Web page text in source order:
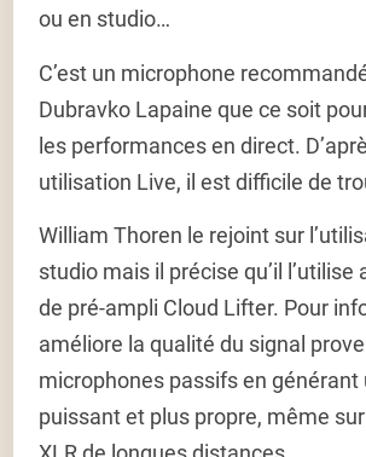
ou en studio…
C’est un microphone
Dubravko Lapaine que ce soit
les performances en direct.
utilisation Live, il est difficile de
William Thoren le rejoint sur
studio mais il précise qu’il l’utilise
de pré-ampli Cloud Lifter. Pour
améliore la qualité du signal
microphones passifs en générant
puissant et plus propre, même